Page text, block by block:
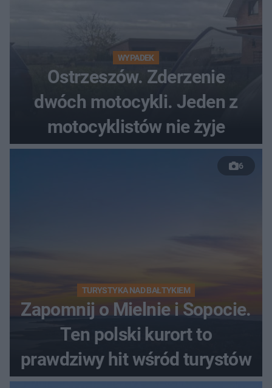
WYPADEK
Ostrzeszów. Zderzenie
dwóch motocykli. Jeden z
motocyklistów nie żyje
6
TURYSTYKA NAD BAŁTYKIEM
Zapomnij o Mielnie i Sopocie.
Ten polski kurort to
prawdziwy hit wśród turystów